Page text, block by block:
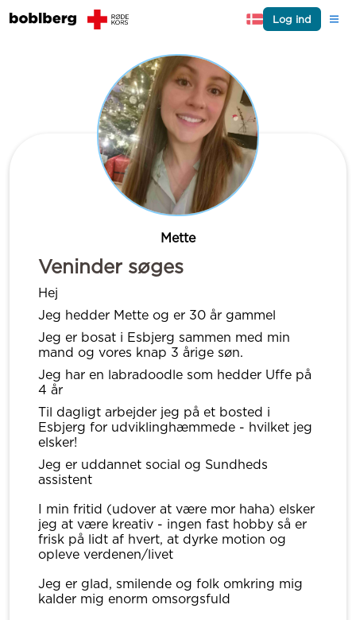
Log ind
Mette
Veninder søges
Hej
Jeg hedder Mette og er 30 år gammel
Jeg er bosat i Esbjerg sammen med min
mand og vores knap 3 årige søn.
Jeg har en labradoodle som hedder Uffe på
4 år
Til dagligt arbejder jeg på et bosted i
Esbjerg for udviklinghæmmede - hvilket jeg
elsker!
Jeg er uddannet social og Sundheds
assistent
I min fritid (udover at være mor haha) elsker
jeg at være kreativ - ingen fast hobby så er
frisk på lidt af hvert, at dyrke motion og
opleve verdenen/livet
Jeg er glad, smilende og folk omkring mig
kalder mig enorm omsorgsfuld